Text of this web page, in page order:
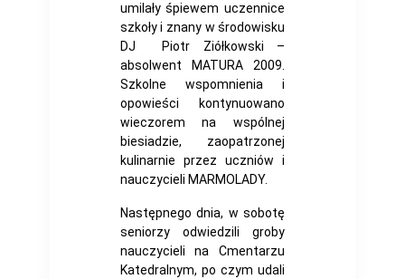
umilały śpiewem uczennice
szkoły i znany w środowisku
DJ Piotr Ziółkowski –
absolwent MATURA 2009.
Szkolne wspomnienia i
opowieści kontynuowano
wieczorem na wspólnej
biesiadzie, zaopatrzonej
kulinarnie przez uczniów i
nauczycieli MARMOLADY.
Następnego dnia, w sobotę
seniorzy odwiedzili groby
nauczycieli na Cmentarzu
Katedralnym, po czym udali